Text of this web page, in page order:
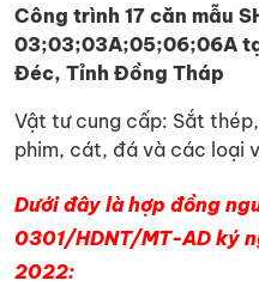
Công trình 17 căn mẫu
03;03;03A;05;06;06A
Đéc, Tỉnh Đồng Tháp
Vật tư cung cấp: Sắt
phim, cát, đá và các loại
Dưới đây là hợp đồng
0301/HDNT/MT-AD ký
2022: